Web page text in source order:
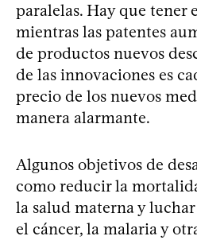
paralelas. Hay que tener
mientras las patentes
de productos nuevos
de las innovaciones es
precio de los nuevos
manera alarmante.
Algunos objetivos de
como reducir la
la salud materna y
el cáncer, la malaria y